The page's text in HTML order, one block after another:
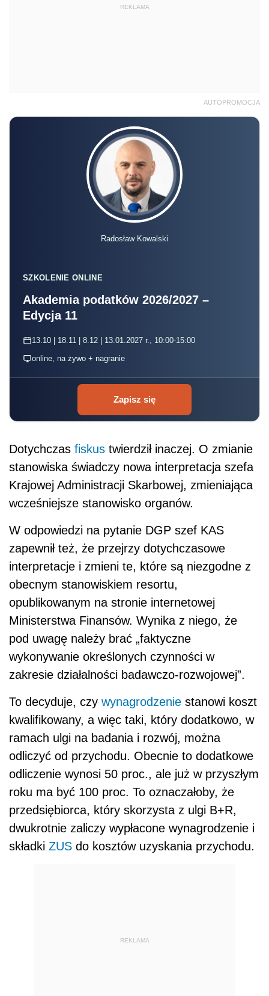
REKLAMA
AUTOPROMOCJA
Radosław Kowalski
SZKOLENIE ONLINE
Akademia podatków 2026/2027 –
Edycja 11
13.10 | 18.11 | 8.12 | 13.01.2027 r., 10:00-15:00
online, na żywo + nagranie
Zapisz się
Dotychczas fiskus twierdził inaczej. O zmianie
stanowiska świadczy nowa interpretacja szefa
Krajowej Administracji Skarbowej, zmieniająca
wcześniejsze stanowisko organów.
W odpowiedzi na pytanie DGP szef KAS
zapewnił też, że przejrzy dotychczasowe
interpretacje i zmieni te, które są niezgodne z
obecnym stanowiskiem resortu,
opublikowanym na stronie internetowej
Ministerstwa Finansów. Wynika z niego, że
pod uwagę należy brać „faktyczne
wykonywanie określonych czynności w
zakresie działalności badawczo-rozwojowej”.
To decyduje, czy wynagrodzenie stanowi koszt
kwalifikowany, a więc taki, który dodatkowo, w
ramach ulgi na badania i rozwój, można
odliczyć od przychodu. Obecnie to dodatkowe
odliczenie wynosi 50 proc., ale już w przyszłym
roku ma być 100 proc. To oznaczałoby, że
przedsiębiorca, który skorzysta z ulgi B+R,
dwukrotnie zaliczy wypłacone wynagrodzenie i
składki ZUS do kosztów uzyskania przychodu.
REKLAMA